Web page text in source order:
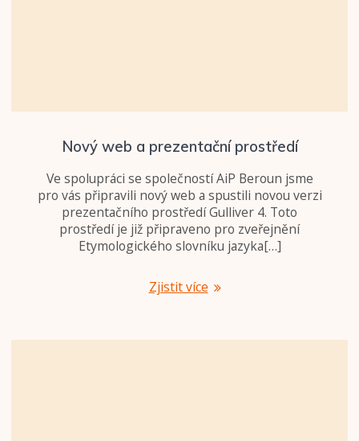
Nový web a prezentační prostředí
Ve spolupráci se společností AiP Beroun jsme
pro vás připravili nový web a spustili novou verzi
prezentačního prostředí Gulliver 4. Toto
prostředí je již připraveno pro zveřejnění
Etymologického slovníku jazyka[…]
Zjistit více